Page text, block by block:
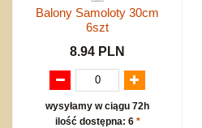
Balony Samoloty 30cm
6szt
8.94 PLN
wysyłamy w ciągu 72h
ilość dostępna: 6 *